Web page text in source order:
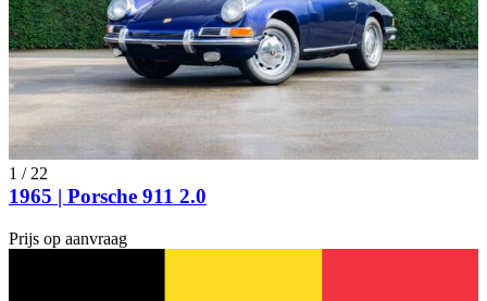
1 /22
1965 | Porsche 911 2.0
Prijs op aanvraag